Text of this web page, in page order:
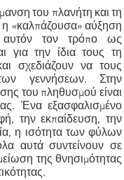
του πλανήτη και τη
η «καλπάζουσα» αύξηση
αυτόν τον τρόπο ως
για την ίδια τους τη
σχεδιάζουν να τους
γεννήσεων. Στην
του πληθυσμού είναι
Ένα εξασφαλισμένο
την εκπαίδευση, την
η ισότητα των φύλων
αυτά συντείνουν σε
της θνησιμότητας